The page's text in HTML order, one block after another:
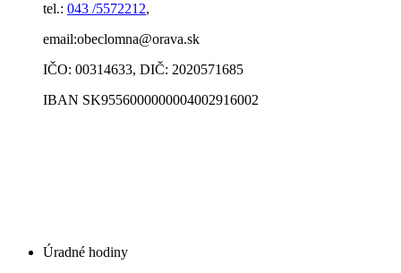
tel.: 043 /5572212,
email:obeclomna@orava.sk
IČO: 00314633, DIČ: 2020571685
IBAN SK9556000000004002916002
Úradné hodiny